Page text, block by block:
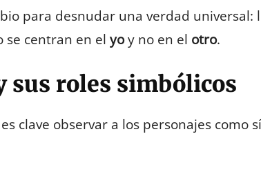
para desnudar una verdad universal:
se centran en el yoy no en el otro.
sus roles simbólicos
clave observar a los personajes como